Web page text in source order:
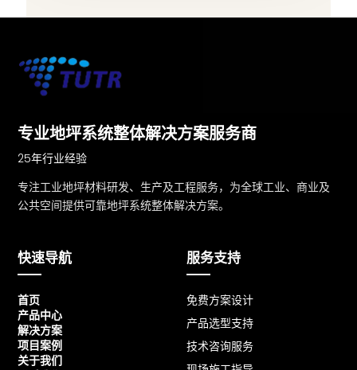
专业地坪系统整体解决方案服务商
25年行业经验
专注工业地坪材料研发、生产及工程服务，为全球工业、商业及
公共空间提供可靠地坪系统整体解决方案。
快速导航
首页
产品中心
解决方案
项目案例
关于我们
服务支持
免费方案设计
产品选型支持
技术咨询服务